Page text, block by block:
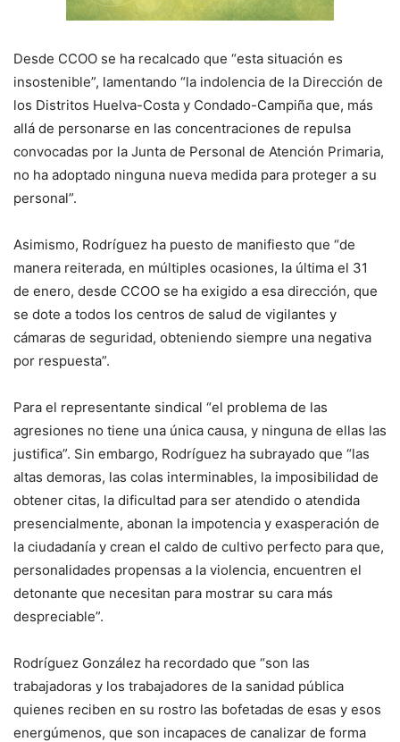
Desde CCOO se ha recalcado que “esta situación es
insostenible”, lamentando “la indolencia de la Dirección de
los Distritos Huelva-Costa y Condado-Campiña que, más
allá de personarse en las concentraciones de repulsa
convocadas por la Junta de Personal de Atención Primaria,
no ha adoptado ninguna nueva medida para proteger a su
personal”.
Asimismo, Rodríguez ha puesto de manifiesto que “de
manera reiterada, en múltiples ocasiones, la última el 31
de enero, desde CCOO se ha exigido a esa dirección, que
se dote a todos los centros de salud de vigilantes y
cámaras de seguridad, obteniendo siempre una negativa
por respuesta”.
Para el representante sindical “el problema de las
agresiones no tiene una única causa, y ninguna de ellas las
justifica”. Sin embargo, Rodríguez ha subrayado que “las
altas demoras, las colas interminables, la imposibilidad de
obtener citas, la dificultad para ser atendido o atendida
presencialmente, abonan la impotencia y exasperación de
la ciudadanía y crean el caldo de cultivo perfecto para que,
personalidades propensas a la violencia, encuentren el
detonante que necesitan para mostrar su cara más
despreciable”.
Rodríguez González ha recordado que “son las
trabajadoras y los trabajadores de la sanidad pública
quienes reciben en su rostro las bofetadas de esas y esos
energúmenos, que son incapaces de canalizar de forma